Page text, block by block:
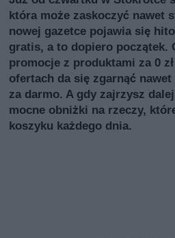
która może zaskoczyć nawet
nowej gazetce pojawia się
gratis, a to dopiero początek.
promocje z produktami za 0
ofertach da się zgarnąć
za darmo. A gdy zajrzysz
mocne obniżki na rzeczy,
koszyku każdego dnia.